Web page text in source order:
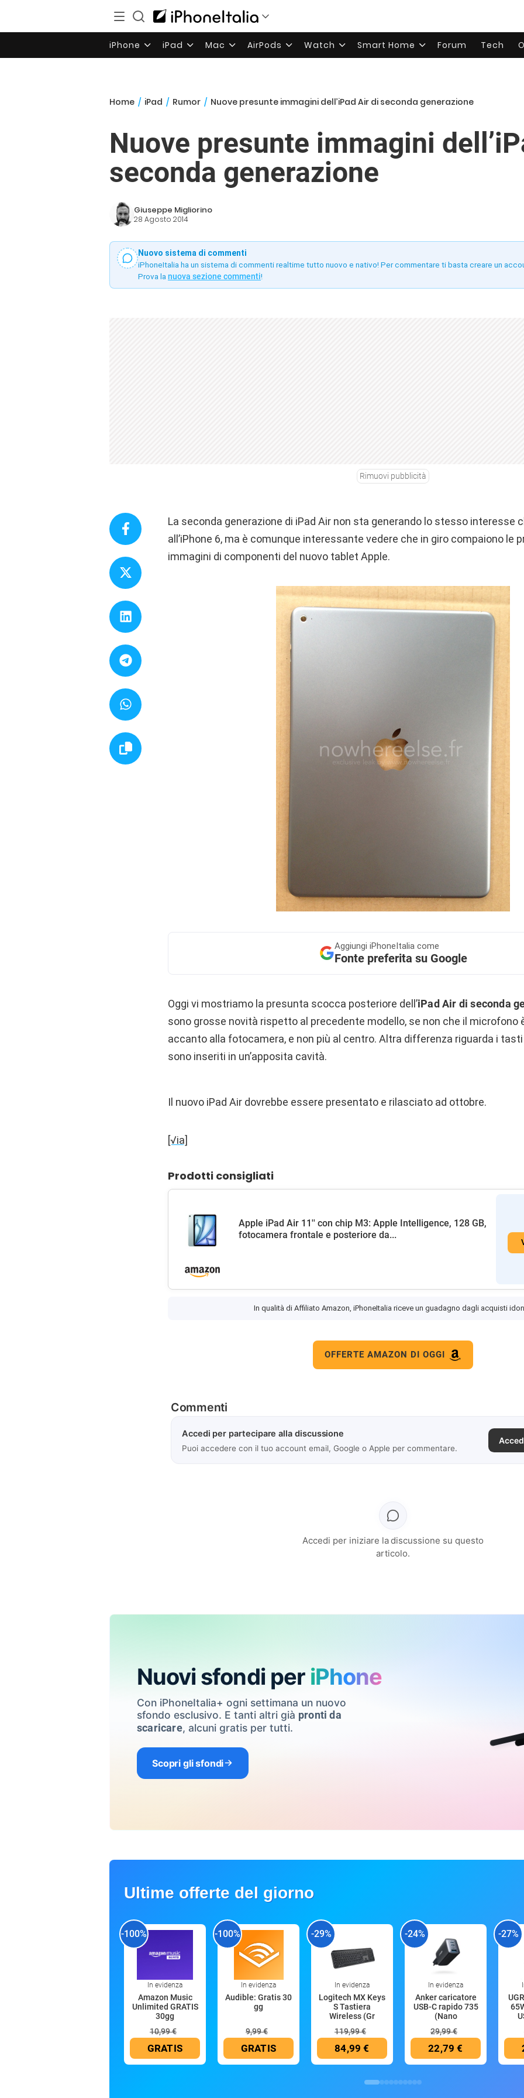
iPhone iPad Mac AirPods Watch Smart Home Forum Tech
Home / iPad / Rumor / Nuove presunte immagini dell’iPad Air di seconda generazione
Nuove presunte immagini
seconda generazione
Giuseppe Migliorino
28 Agosto 2014
Nuovo sistema di commenti
iPhoneItalia ha un sistema di commenti realtime tutto nuovo e nativo! Per commentare ti basta creare un
Prova la nuova sezione commenti!
Rimuovi pubblicità
La seconda generazione di iPad Air non sta generando lo stesso interesse
all’iPhone 6, ma è comunque interessante vedere che in giro compaiono le
immagini di componenti del nuovo tablet Apple.
Aggiungi iPhoneItalia come
Fonte preferita su Google
Oggi vi mostriamo la presunta scocca posteriore dell’iPad Air di seconda
sono grosse novità rispetto al precedente modello, se non che il microfono
accanto alla fotocamera, e non più al centro. Altra differenza riguarda i tasti
sono inseriti in un’apposita cavità.
Il nuovo iPad Air dovrebbe essere presentato e rilasciato ad ottobre.
[√ia]
Prodotti consigliati
Apple iPad Air 11'' con chip M3: Apple Intelligence, 128 GB,
fotocamera frontale e posteriore da...
In qualità di Affiliato Amazon, iPhoneItalia riceve un guadagno dagli acquisti
OFFERTE AMAZON DI OGGI
Commenti
Accedi per partecipare alla discussione
Puoi accedere con il tuo account email, Google o Apple per commentare.
Accedi per iniziare la discussione su questo
articolo.
Nuovi sfondi per iPhone
Con iPhoneItalia+ ogni settimana un nuovo
sfondo esclusivo. E tanti altri già pronti da
scaricare, alcuni gratis per tutti.
Scopri gli sfondi
Ultime offerte del giorno
-100%
In evidenza
Amazon Music
Unlimited GRATIS
30gg
10,99 €
GRATIS
-100%
In evidenza
Audible: Gratis 30
gg
9,99 €
GRATIS
-29%
In evidenza
Logitech MX Keys
S Tastiera
Wireless (Gr
119,99 €
84,99 €
-24%
In evidenza
Anker caricatore
USB-C rapido 735
(Nano
29,99 €
22,79 €
-27%